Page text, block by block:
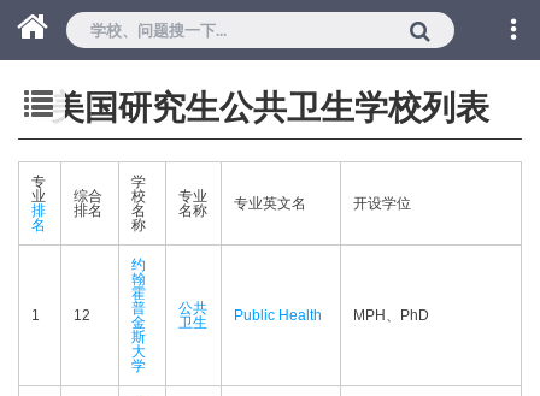
美国研究生公共卫生学校列表
专
业
排
名
综合
排名
学
校
名
称
专业
名称
专业英文名 开设学位
1 12
约
翰
霍
普
金
斯
大
学
公共
卫生
Public Health MPH、PhD